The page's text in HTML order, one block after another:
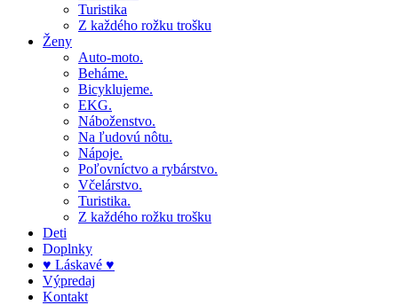
Turistika
Z každého rožku trošku
Ženy
Auto-moto.
Beháme.
Bicyklujeme.
EKG.
Náboženstvo.
Na ľudovú nôtu.
Nápoje.
Poľovníctvo a rybárstvo.
Včelárstvo.
Turistika.
Z každého rožku trošku
Deti
Doplnky
♥ Láskavé ♥
Výpredaj
Kontakt